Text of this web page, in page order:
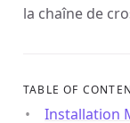
la chaîne de
TABLE OF
Installation